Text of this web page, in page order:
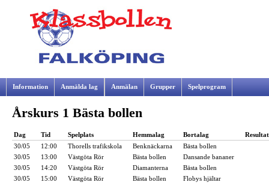
Information Anmälda lag Anmälan Grupper Spelprogram
Samarbetspartners
Årskurs 1 Bästa bollen
Dag Tid Spelplats Hemmalag Bortalag
Resultat
30/05
12:00 Thorells trafikskola Benknäckarna
Bästa bollen
30/05
13:00 Västgöta Rör Bästa bollen
Dansande bananer
30/05
14:20 Västgöta Rör Diamanterna
Bästa bollen
30/05
15:00 Västgöta Rör Bästa bollen Flobys hjältar